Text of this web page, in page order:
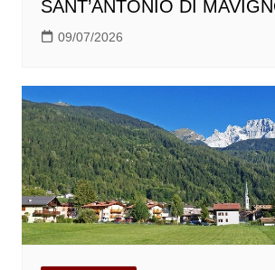
SANT’ANTONIO DI
09/07/2026